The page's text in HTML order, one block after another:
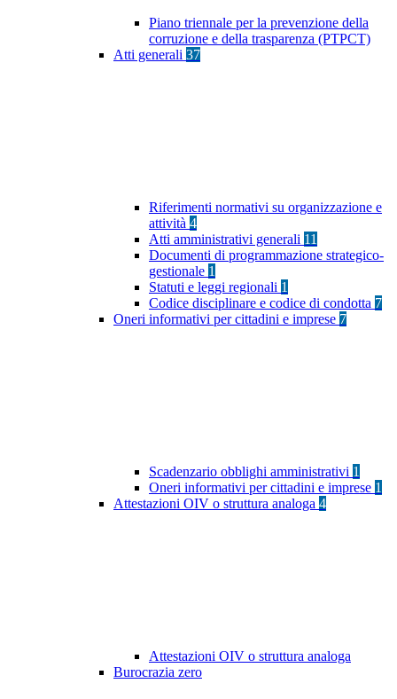
Piano triennale per la prevenzione della
corruzione e della trasparenza (PTPCT)
Atti generali 37
Riferimenti normativi su organizzazione e
attività 4
Atti amministrativi generali 11
Documenti di programmazione strategico-
gestionale 1
Statuti e leggi regionali 1
Codice disciplinare e codice di condotta 7
Oneri informativi per cittadini e imprese 7
Scadenzario obblighi amministrativi 1
Oneri informativi per cittadini e imprese 1
Attestazioni OIV o struttura analoga 4
Attestazioni OIV o struttura analoga
Burocrazia zero